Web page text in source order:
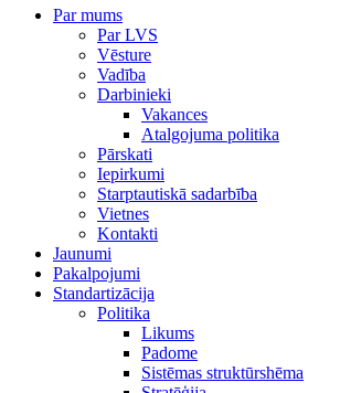
Par mums
Par LVS
Vēsture
Vadība
Darbinieki
Vakances
Atalgojuma politika
Pārskati
Iepirkumi
Starptautiskā sadarbība
Vietnes
Kontakti
Jaunumi
Pakalpojumi
Standartizācija
Politika
Likums
Padome
Sistēmas struktūrshēma